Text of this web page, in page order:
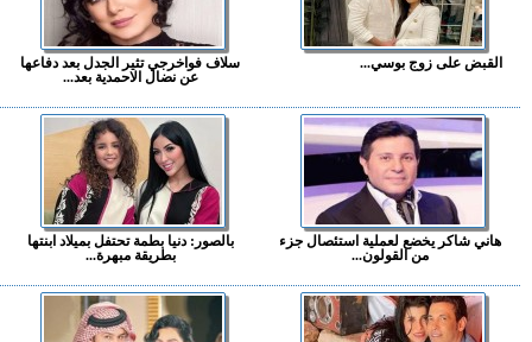
القبض على زوج بوسي...
سلاف فواخرجي تثير الجدل بعد دفاعها
عن نضال الاحمدية بعد...
هاني شاكر يخضع لعملية استئصال جزء
من القولون...
بالصور: دنيا بطمة تحتفل بميلاد ابنتها
بطريقة مبهرة...